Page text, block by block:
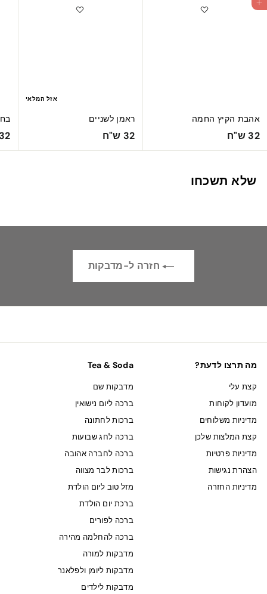
אהבת הקיץ החמה
32 ש"ח
2
"
אזל המלאי
ראמן לשניים
32 ש"ח
2
32
שלא תשכחו
חזרה ל-מדבקות
מה תרצו לדעת?
קצת עלי
מועדון לקוחות
מדיניות משלוחים
קצת המלצות שלכן
מדיניות פרטיות
הצהרת נגישות
מדיניות החזרה
Tea & Soda
מדבקות שם
ברכה ליום נישואין
ברכות לחתונה
ברכה לחג שבועות
ברכה לחברה אהובה
ברכות לבר מצווה
מזל טוב ליום הולדת
ברכת יום הולדת
ברכה לפורים
ברכה להחלמה מהירה
מדבקות למורה
מדבקות ליומן ולפלאנר
מדבקות לילדים